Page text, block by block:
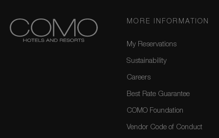
MORE INFORMATION
My Reservations
Sustainability
Careers
Best Rate Guarantee
COMO Foundation
Vendor Code of Conduct